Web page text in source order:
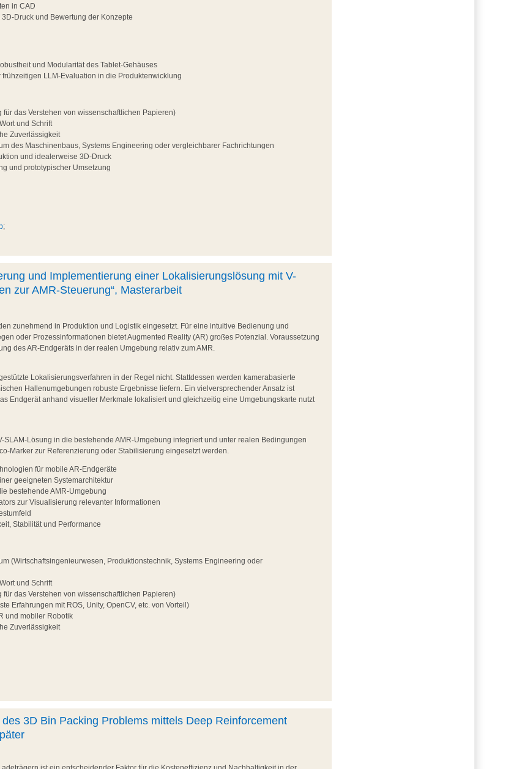
in CAD
Druck und Bewertung der Konzepte
und Modularität des Tablet-Gehäuses
LLM-Evaluation in die Produktenwicklung
das Verstehen von wissenschaftlichen Papieren)
und Schrift
Zuverlässigkeit
des Maschinenbaus, Systems Engineering oder vergleichbarer Fachrichtungen
und idealerweise 3D-Druck
und prototypischer Umsetzung
;
und Implementierung einer Lokalisierungslösung mit V-
zur AMR-Steuerung“, Masterarbeit
zunehmend in Produktion und Logistik eingesetzt. Für eine intuitive Bedienung und
oder Prozessinformationen bietet Augmented Reality (AR) großes Potenzial. Voraussetzung
des AR-Endgeräts in der realen Umgebung relativ zum AMR.
Lokalisierungsverfahren in der Regel nicht. Stattdessen werden kamerabasierte
Hallenumgebungen robuste Ergebnisse liefern. Ein vielversprechender Ansatz ist
Endgerät anhand visueller Merkmale lokalisiert und gleichzeitig eine Umgebungskarte nutzt
SLAM-Lösung in die bestehende AMR-Umgebung integriert und unter realen Bedingungen
Marker zur Referenzierung oder Stabilisierung eingesetzt werden.
für mobile AR-Endgeräte
geeigneten Systemarchitektur
bestehende AMR-Umgebung
zur Visualisierung relevanter Informationen
Stabilität und Performance
(Wirtschaftsingenieurwesen, Produktionstechnik, Systems Engineering oder
und Schrift
das Verstehen von wissenschaftlichen Papieren)
Erfahrungen mit ROS, Unity, OpenCV, etc. von Vorteil)
und mobiler Robotik
Zuverlässigkeit
3D Bin Packing Problems mittels Deep Reinforcement